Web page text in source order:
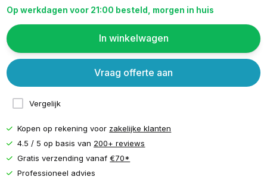
Op werkdagen voor 21:00 besteld, morgen in huis
In winkelwagen
Vergelijk
Vraag offerte aan
Kopen op rekening voor zakelijke klanten
4.5 / 5 op basis van 200+ reviews
Gratis verzending vanaf€70*
Professioneel advies